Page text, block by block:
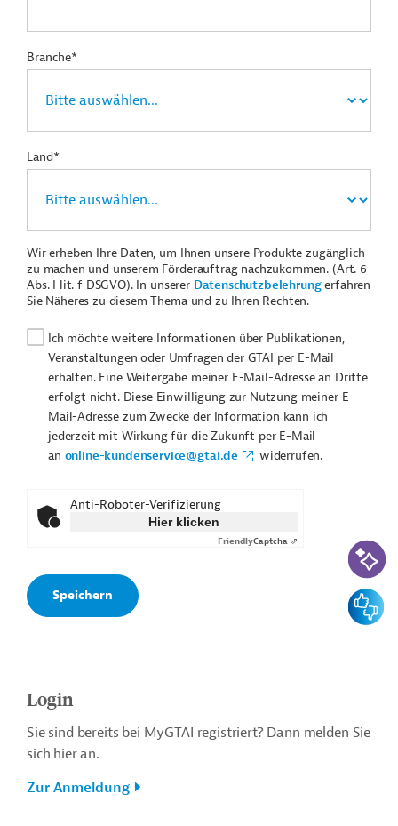
Branche*
Land*
Wir erheben Ihre Daten, um Ihnen unsere Produkte zugänglich
zu machen und unserem Förderauftrag nachzukommen. (Art. 6
Abs. I lit. f DSGVO). In unserer Datenschutzbelehrungerfahren
Sie Näheres zu diesem Thema und zu Ihren Rechten.
Ich möchte weitere Informationen über Publikationen,
Veranstaltungen oder Umfragen der GTAI per E-Mail
erhalten. Eine Weitergabe meiner E-Mail-Adresse an Dritte
erfolgt nicht. Diese Einwilligung zur Nutzung meiner E-
Mail-Adresse zum Zwecke der Information kann ich
jederzeit mit Wirkung für die Zukunft per E-Mail
an online-kundenservice@gtai.de widerrufen.
Anti-Roboter-Verifizierung
Hier klicken
FriendlyCaptcha ⇗
Login
Sie sind bereits bei MyGTAI registriert? Dann melden Sie
sich hier an.
Zur Anmeldung
KI-